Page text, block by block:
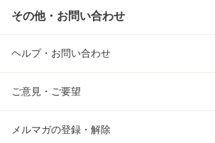
その他・お問い合わせ
ヘルプ・お問い合わせ
ご意見・ご要望
メルマガの登録・解除